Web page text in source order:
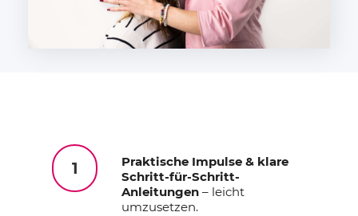
1
Praktische Impulse & klare
Schritt-für-Schritt-
Anleitungen – leicht
umzusetzen.